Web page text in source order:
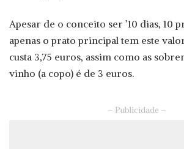
Apesar de o conceito ser ’10 dias, 10
apenas o prato principal tem este
custa 3,75 euros, assim como as
vinho (a copo) é de 3 euros.
– Publicidade –